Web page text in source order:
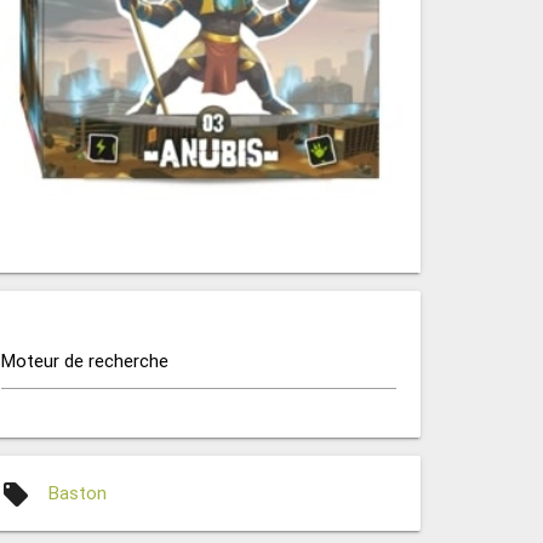
Moteur de recherche
local_offer Baston